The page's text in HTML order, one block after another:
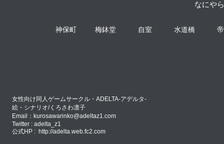
なにや
神保町 梅鉢堂 自室 水道橋
女性向け同人ゲームサークル・ADELTA-アデルタ-
絵・シナリオ/くろさわ凛子
Email： kurosawarinko@adeltaz1.com
Twitter : adelta_z1
公式HP : http://adelta.web.fc2.com